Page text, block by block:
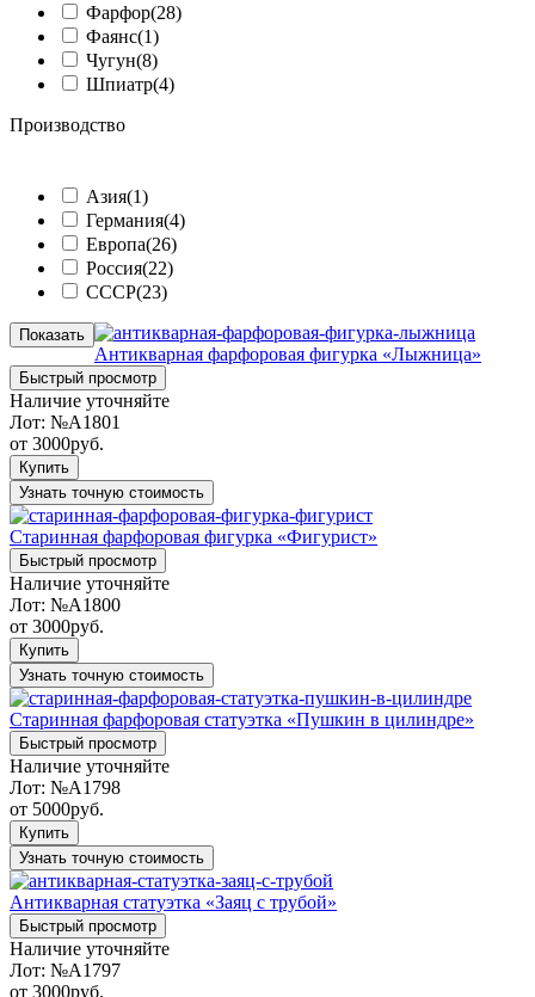
Фарфор(28)
Фаянс(1)
Чугун(8)
Шпиатр(4)
Производство
Азия(1)
Германия(4)
Европа(26)
Россия(22)
СССР(23)
Показать
Антикварная фарфоровая фигурка «Лыжница»
Быстрый просмотр
Наличие уточняйте
Лот: №A1801
от 3000руб.
Купить
Узнать точную стоимость
Старинная фарфоровая фигурка «Фигурист»
Быстрый просмотр
Наличие уточняйте
Лот: №A1800
от 3000руб.
Купить
Узнать точную стоимость
Старинная фарфоровая статуэтка «Пушкин в цилиндре»
Быстрый просмотр
Наличие уточняйте
Лот: №A1798
от 5000руб.
Купить
Узнать точную стоимость
Антикварная статуэтка «Заяц с трубой»
Быстрый просмотр
Наличие уточняйте
Лот: №A1797
от 3000руб.